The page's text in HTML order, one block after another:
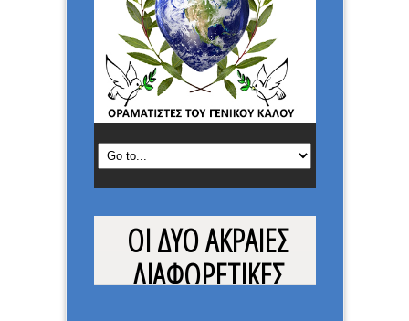
ΟΙ ΔΥΟ ΑΚΡΑΙΕΣ
ΔΙΑΦΟΡΕΤΙΚΕΣ